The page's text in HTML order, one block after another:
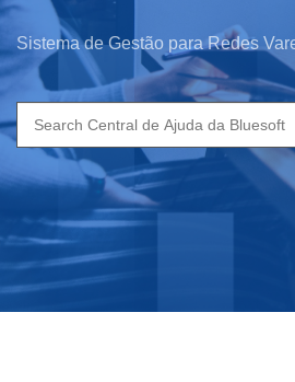
Sistema de Gestão para Redes
Search
for: